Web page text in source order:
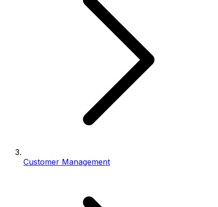
Customer Management